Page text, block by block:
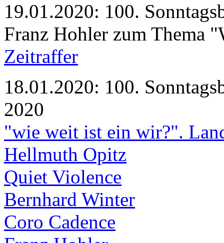
19.01.2020: 100.
Franz Hohler zum Thema
Zeitraffer
18.01.2020: 100.
2020
"wie weit ist ein wir?".
Hellmuth Opitz
Quiet Violence
Bernhard Winter
Coro Cadence